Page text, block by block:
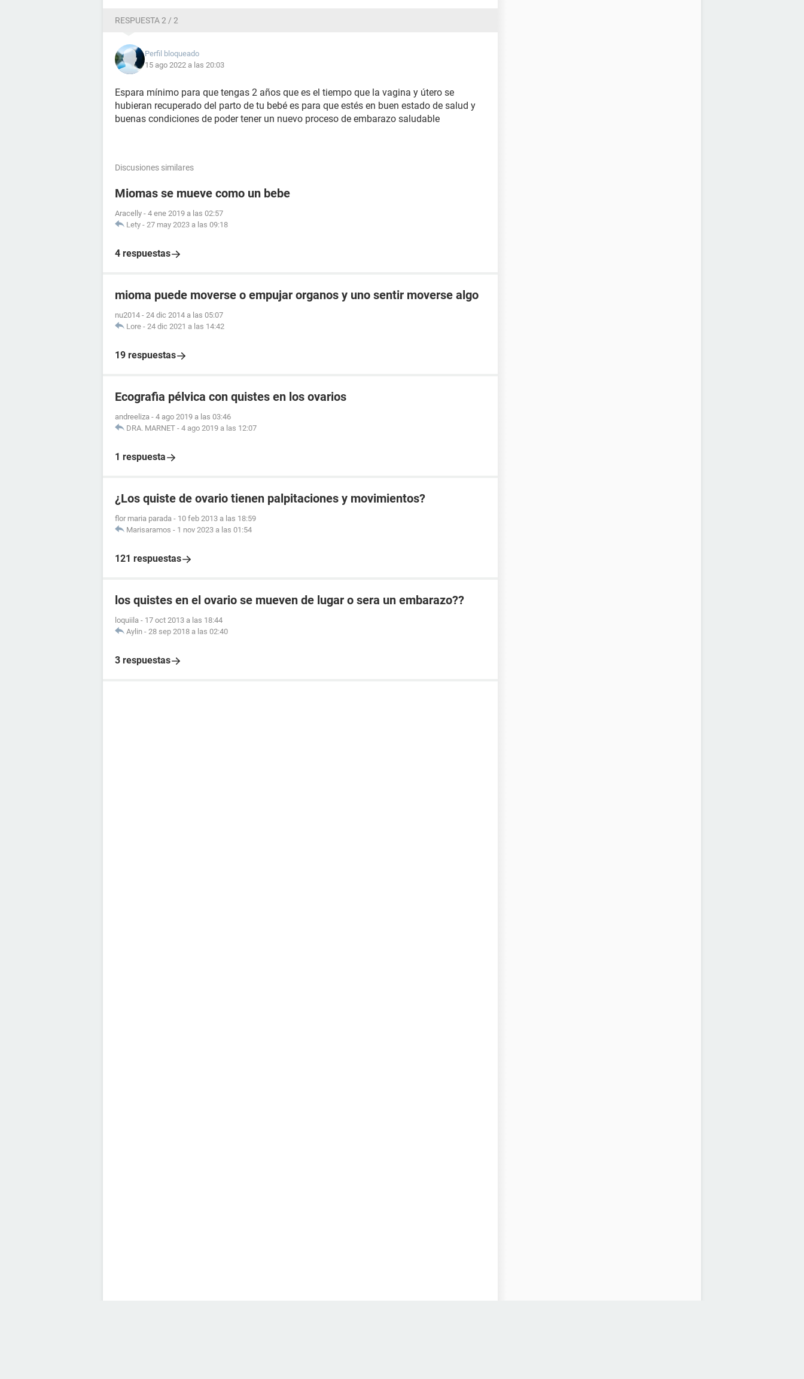
RESPUESTA 2 / 2
Perfil bloqueado
15 ago 2022 a las 20:03
Espara mínimo para que tengas 2 años que es el tiempo que la vagina y útero se
hubieran recuperado del parto de tu bebé es para que estés en buen estado de salud y
buenas condiciones de poder tener un nuevo proceso de embarazo saludable
Discusiones similares
Miomas se mueve como un bebe
Aracelly - 4 ene 2019 a las 02:57
Lety - 27 may 2023 a las 09:18
4 respuestas
mioma puede moverse o empujar organos y uno sentir moverse algo
nu2014 - 24 dic 2014 a las 05:07
Lore - 24 dic 2021 a las 14:42
19 respuestas
Ecografia pélvica con quistes en los ovarios
andreeliza - 4 ago 2019 a las 03:46
DRA. MARNET - 4 ago 2019 a las 12:07
1 respuesta
¿Los quiste de ovario tienen palpitaciones y movimientos?
flor maria parada - 10 feb 2013 a las 18:59
Marisaramos - 1 nov 2023 a las 01:54
121 respuestas
los quistes en el ovario se mueven de lugar o sera un embarazo??
loquiila - 17 oct 2013 a las 18:44
Aylin - 28 sep 2018 a las 02:40
3 respuestas